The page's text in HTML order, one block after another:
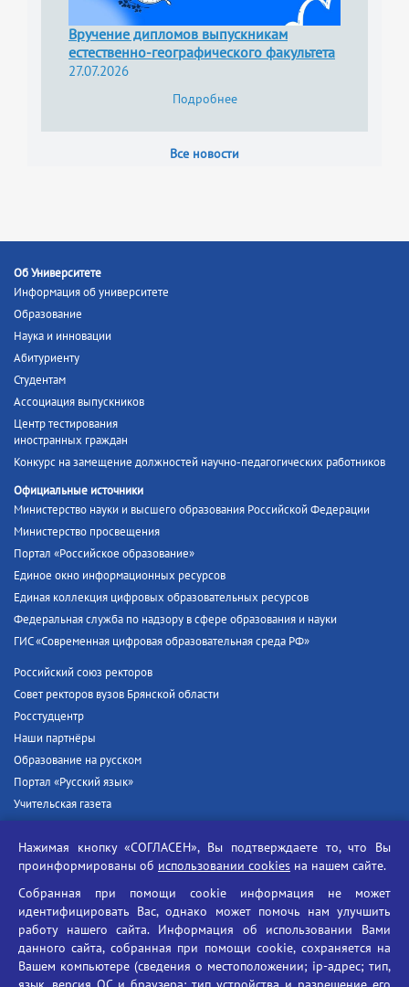
Вручение дипломов выпускникам
естественно-географического факультета
27.07.2026
Подробнее
Все новости
Об Университете
Информация об университете
Образование
Наука и инновации
Абитуриенту
Студентам
Ассоциация выпускников
Центр тестирования
иностранных граждан
Конкурс на замещение должностей научно-педагогических работников
Официальные источники
Министерство науки и высшего образования Российской Федерации
Министерство просвещения
Портал «Российское образование»
Единое окно информационных ресурсов
Единая коллекция цифровых образовательных ресурсов
Федеральная служба по надзору в сфере образования и науки
ГИС «Современная цифровая образовательная среда РФ»
Российский союз ректоров
Совет ректоров вузов Брянской области
Росстудцентр
Наши партнёры
Образование на русском
Портал «Русский язык»
Учительская газета
Единый портал государственных услуг
Противодействие угрозам информационной безопасности
Социальные ролики - Генеральная прокуратура РФ
Противодействие коррупции
БГУ против наркотиков
Нажимая кнопку «СОГЛАСЕН», Вы подтверждаете то, что Вы
проинформированы об использовании cookies на нашем сайте.
Собранная при помощи cookie информация не может
идентифицировать Вас, однако может помочь нам улучшить
работу нашего сайта. Информация об использовании Вами
данного сайта, собранная при помощи cookie, сохраняется на
Вашем компьютере (сведения о местоположении; ip-адрес; тип,